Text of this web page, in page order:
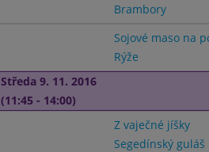
Brambory
Sojové maso na
Rýže
Středa 9. 11. 2016
(11:45 - 14:00)
Z vaječné jíšky
Segedínský guláš